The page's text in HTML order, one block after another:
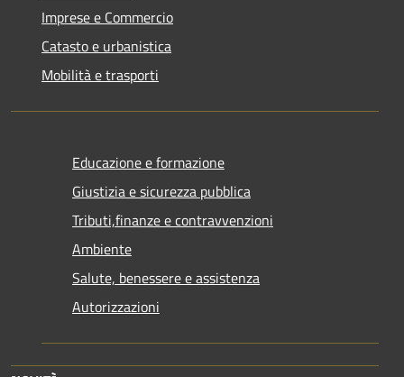
Imprese e Commercio
Catasto e urbanistica
Mobilità e trasporti
Educazione e formazione
Giustizia e sicurezza pubblica
Tributi,finanze e contravvenzioni
Ambiente
Salute, benessere e assistenza
Autorizzazioni